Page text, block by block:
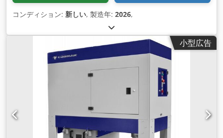
コンディション: 新しい, 製造年: 2026,
小型広告